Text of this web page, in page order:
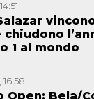
chiudono
1 al mondo
16:58
Open: Bela/